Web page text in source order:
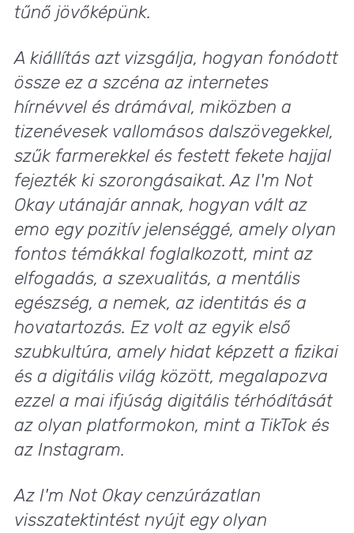
tűnő jövőképünk.
A kiállítás azt vizsgálja, hogyan fonódott
össze ez a szcéna az internetes
hírnévvel és drámával, miközben a
tizenévesek vallomásos dalszövegekkel,
szűk farmerekkel és festett fekete hajjal
fejezték ki szorongásaikat. Az I'm Not
Okayutánajár annak, hogyan vált az
emo egy pozitív jelenséggé, amely olyan
fontos témákkal foglalkozott, mint az
elfogadás, a szexualitás, a mentális
egészség, a nemek, az identitás és a
hovatartozás. Ez volt az egyik első
szubkultúra, amely hidat képzett a fizikai
és a digitális világ között, megalapozva
ezzel a mai ifjúság digitális térhódítását
az olyan platformokon, mint a TikTok és
az Instagram.
Az I'm Not Okaycenzúrázatlan
visszatektintést nyújt egy olyan